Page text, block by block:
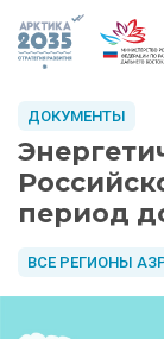
период
ВСЕ РЕГИОНЫ
ДОКУМЕНТЫ